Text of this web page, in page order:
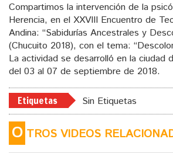
Compartimos la intervención de la
Herencia, en el XXVIII Encuentro de
Andina: “Sabidurías Ancestrales y
(Chucuito 2018), con el tema:
La actividad se desarrolló en la ciudad
del 03 al 07 de septiembre de 2018.
Etiquetas Sin Etiquetas
O TROS VIDEOS